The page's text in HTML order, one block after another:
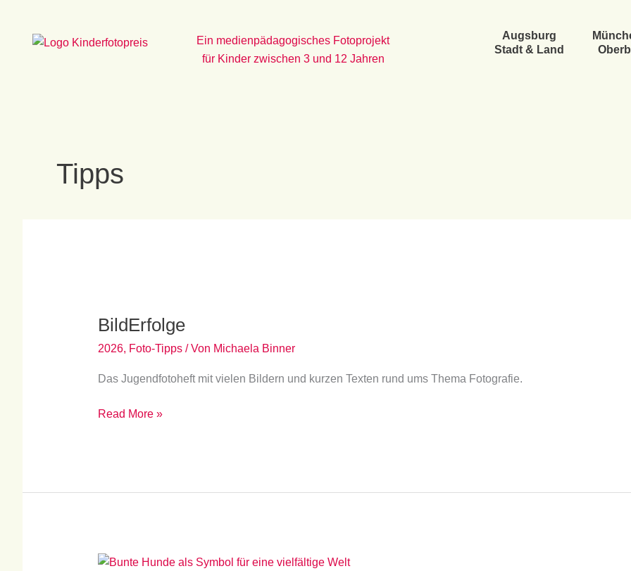
springen
Ein medienpädagogisches Fotoprojekt
für Kinder zwischen 3 und 12 Jahren
Augsburg
Stadt & Land
Tipps
BildErfolge
2026, Foto-Tipps/ Von Michaela Binner
Das Jugendfotoheft mit vielen Bildern und kurzen Texten rund ums Thema Fotografie.
Read More »
Vielfalt